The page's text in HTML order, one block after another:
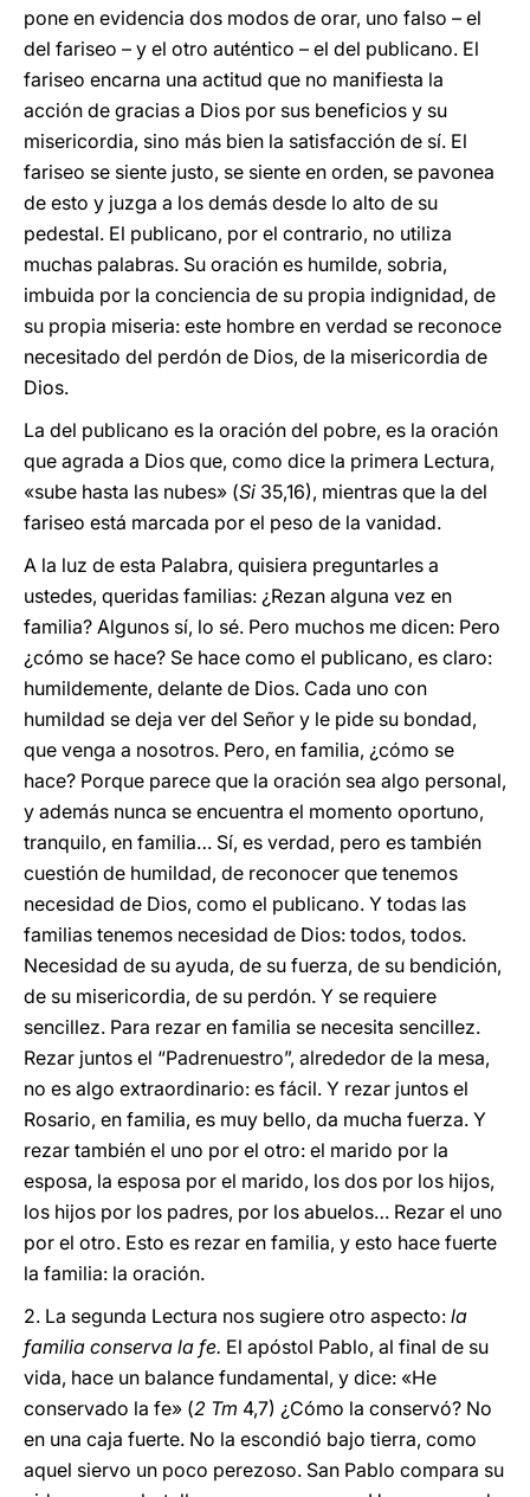
pone en evidencia dos modos de orar, uno falso – el
del fariseo – y el otro auténtico – el del publicano. El
fariseo encarna una actitud que no manifiesta la
acción de gracias a Dios por sus beneficios y su
misericordia, sino más bien la satisfacción de sí. El
fariseo se siente justo, se siente en orden, se pavonea
de esto y juzga a los demás desde lo alto de su
pedestal. El publicano, por el contrario, no utiliza
muchas palabras. Su oración es humilde, sobria,
imbuida por la conciencia de su propia indignidad, de
su propia miseria: este hombre en verdad se reconoce
necesitado del perdón de Dios, de la misericordia de
Dios.
La del publicano es la oración del pobre, es la oración
que agrada a Dios que, como dice la primera Lectura,
«sube hasta las nubes» (Si 35,16), mientras que la del
fariseo está marcada por el peso de la vanidad.
A la luz de esta Palabra, quisiera preguntarles a
ustedes, queridas familias: ¿Rezan alguna vez en
familia? Algunos sí, lo sé. Pero muchos me dicen: Pero
¿cómo se hace? Se hace como el publicano, es claro:
humildemente, delante de Dios. Cada uno con
humildad se deja ver del Señor y le pide su bondad,
que venga a nosotros. Pero, en familia, ¿cómo se
hace? Porque parece que la oración sea algo personal,
y además nunca se encuentra el momento oportuno,
tranquilo, en familia… Sí, es verdad, pero es también
cuestión de humildad, de reconocer que tenemos
necesidad de Dios, como el publicano. Y todas las
familias tenemos necesidad de Dios: todos, todos.
Necesidad de su ayuda, de su fuerza, de su bendición,
de su misericordia, de su perdón. Y se requiere
sencillez. Para rezar en familia se necesita sencillez.
Rezar juntos el “Padrenuestro”, alrededor de la mesa,
no es algo extraordinario: es fácil. Y rezar juntos el
Rosario, en familia, es muy bello, da mucha fuerza. Y
rezar también el uno por el otro: el marido por la
esposa, la esposa por el marido, los dos por los hijos,
los hijos por los padres, por los abuelos… Rezar el uno
por el otro. Esto es rezar en familia, y esto hace fuerte
la familia: la oración.
2. La segunda Lectura nos sugiere otro aspecto: la
familia conserva la fe. El apóstol Pablo, al final de su
vida, hace un balance fundamental, y dice: «He
conservado la fe» (2 Tm 4,7) ¿Cómo la conservó? No
en una caja fuerte. No la escondió bajo tierra, como
aquel siervo un poco perezoso. San Pablo compara su